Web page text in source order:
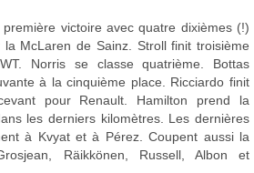
victoire avec quatre dixièmes (!)
McLaren de Sainz. Stroll finit troisième
Norris se classe quatrième. Bottas
à la cinquième place. Ricciardo finit
pour Renault. Hamilton prend la
les derniers kilomètres. Les dernières
à Kvyat et à Pérez. Coupent aussi la
Räikkönen, Russell, Albon et